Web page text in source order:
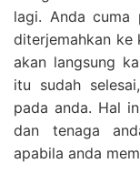
lagi. Anda cuma
diterjemahkan ke
akan langsung
itu sudah
pada anda. Hal
dan tenaga
apabila anda